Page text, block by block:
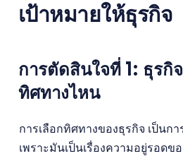
เป้าหมายให้ธุรกิจ
การตัดสินใจที่ 1: ธุรกิ
ทิศทางไหน
การเลือกทิศทางของธุรกิจ เป็น
เพราะมันเป็นเรื่องความอยู่รอดข